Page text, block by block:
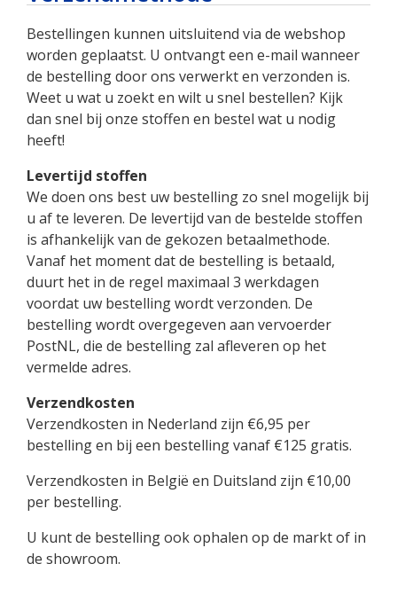
Bestellingen kunnen uitsluitend via de webshop
worden geplaatst. U ontvangt een e-mail wanneer
de bestelling door ons verwerkt en verzonden is.
Weet u wat u zoekt en wilt u snel bestellen? Kijk
dan snel bij onze stoffen en bestel wat u nodig
heeft!
Levertijd stoffen
We doen ons best uw bestelling zo snel mogelijk bij
u af te leveren. De levertijd van de bestelde stoffen
is afhankelijk van de gekozen betaalmethode.
Vanaf het moment dat de bestelling is betaald,
duurt het in de regel maximaal 3 werkdagen
voordat uw bestelling wordt verzonden. De
bestelling wordt overgegeven aan vervoerder
PostNL, die de bestelling zal afleveren op het
vermelde adres.
Verzendkosten
Verzendkosten in Nederland zijn €6,95 per
bestelling en bij een bestelling vanaf €125 gratis.
Verzendkosten in België en Duitsland zijn €10,00
per bestelling.
U kunt de bestelling ook ophalen op de markt of in
de showroom.